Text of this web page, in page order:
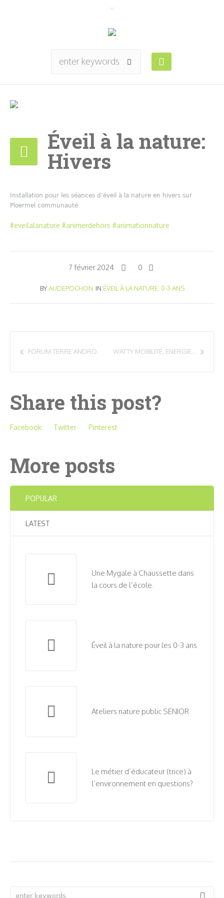
Éveil à la nature:
Hivers
Installation pour les séances d’éveil à la nature en hivers sur
Ploermel communauté
#eveilalanature #animerdehors #animationnature
7 février 2024 0
BYAUDEPOCHON IN ÉVEIL À LA NATURE: 0-3 ANS
WATTY MOBILITÉ, ENERGIE…
FORUM TERRE’ANDRO
Share this post?
Facebook Twitter Pinterest
More posts
POPULAR
LATEST
Une Mygale à Chaussette dans
la cours de l’école.
Éveil à la nature pour les 0-3 ans
Ateliers nature public SENIOR
Le métier d’éducateur (trice) à
l’environnement en questions?